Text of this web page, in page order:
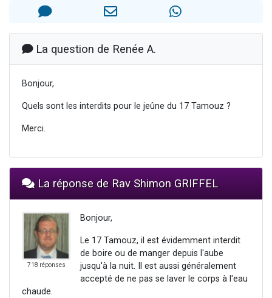
8 personnes viennent de faire un don pour Tsédaka : pauvres d'Israel
Nouvelle émission radio : Visions de grandeur n°104 : Le Chabbath et le Birkat Hamazone à travers le temps
La question de Renée A.
Bonjour,
Quels sont les interdits pour le jeûne du 17 Tamouz ?
Merci.
La réponse de Rav Shimon GRIFFEL
718 réponses
Bonjour,
Le 17 Tamouz, il est évidemment interdit
de boire ou de manger depuis l'aube
jusqu'à la nuit. Il est aussi généralement
accepté de ne pas se laver le corps à l'eau
chaude.